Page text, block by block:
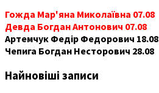
Гожда Мар'яна Миколаївна 07.08
Девда Богдан Антонович 07.08
Артемчук Федір Федорович 18.08
Чепига Богдан Несторович 28.08
Найновіші записи